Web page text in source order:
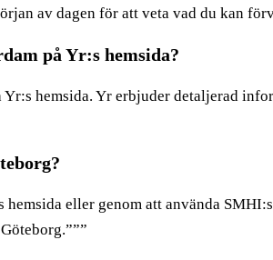
av dagen för att veta vad du kan
på Yr:s hemsida?
hemsida. Yr erbjuder detaljerad
eller genom att använda